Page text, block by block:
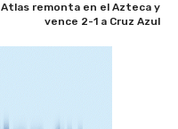
Atlas remonta en el Azteca y
vence 2-1 a Cruz Azul